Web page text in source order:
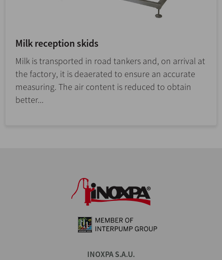
Milk reception skids
Milk is transported in road tankers and, on arrival at
the factory, it is deaerated to ensure an accurate
measuring. The air content is reduced to obtain
better...
INOXPA S.A.U.